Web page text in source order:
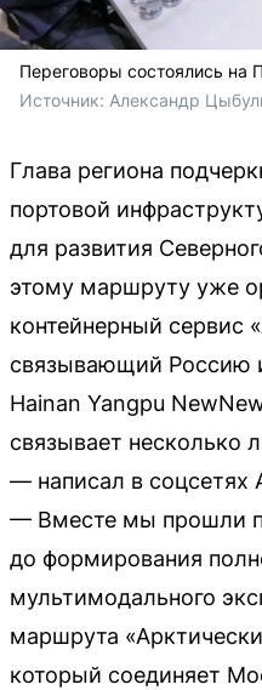
Переговоры состоялись на
Источник: Александр
Глава региона
портовой
для развития
этому маршруту уже
контейнерный сервис
связывающий Россию
Hainan Yangpu
связывает несколько
— написал в соцсетях
— Вместе мы прошли
до формирования
мультимодального
маршрута
который соединяет